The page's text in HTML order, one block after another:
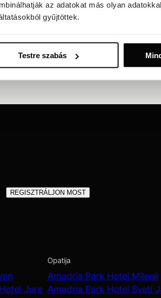
az adatokat más olyan
gyűjtöttek.
Testre szabás
REGISZTRÁLJON MOST
Jure
Opatija
Amadria Park Hotel Milenij
Amadria Park Hotel Sveti